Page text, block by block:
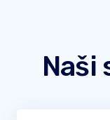
Naši